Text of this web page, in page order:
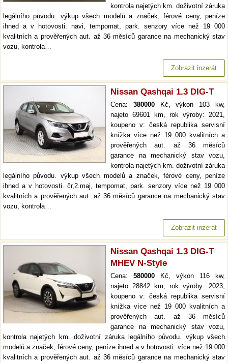
kontrola najetých km. doživotní záruka
legálního původu. výkup všech modelů a značek, férové ceny, peníze
ihned a v hotovosti. navi, tempomat, park. senzory více než 19 000
kvalitních a prověřených aut. až 36 měsíců garance na mechanický stav
vozu, kontrola…
Zobrazit inzerát
Nissan Qashqai 1.3 DIG-T
Cena: 380000Kč, výkon 103 kw,
najeto 69601 km, rok výroby: 2021,
koupeno v: česká republika servisní
knížka více než 19 000 kvalitních a
prověřených aut. až 36 měsíců
garance na mechanický stav vozu,
kontrola najetých km. doživotní záruka
legálního původu. výkup všech modelů a značek, férové ceny, peníze
ihned a v hotovosti. čr,2.maj, tempomat, park. senzory více než 19 000
kvalitních a prověřených aut. až 36 měsíců garance na mechanický stav
vozu, kontrola…
Zobrazit inzerát
Nissan Qashqai 1.3 DIG-T
MHEV N-Style
Cena: 580000 Kč, výkon 116 kw,
najeto 28842 km, rok výroby: 2023,
koupeno v: česká republika servisní
knížka více než 19 000 kvalitních a
prověřených aut. až 36 měsíců
garance na mechanický stav vozu,
kontrola najetých km. doživotní záruka legálního původu. výkup všech
modelů a značek, férové ceny, peníze ihned a v hotovosti. více než 19 000
kvalitních a prověřených aut. až 36 měsíců garance na mechanický stav